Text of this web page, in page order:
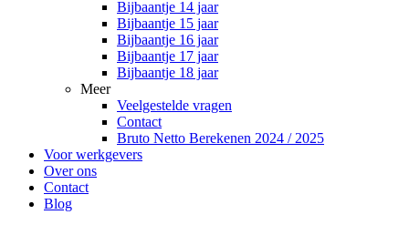
Bijbaantje 14 jaar
Bijbaantje 15 jaar
Bijbaantje 16 jaar
Bijbaantje 17 jaar
Bijbaantje 18 jaar
Meer
Veelgestelde vragen
Contact
Bruto Netto Berekenen 2024 / 2025
Voor werkgevers
Over ons
Contact
Blog